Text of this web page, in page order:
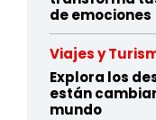
de emociones
Viajes y
Explora los
están
mundo